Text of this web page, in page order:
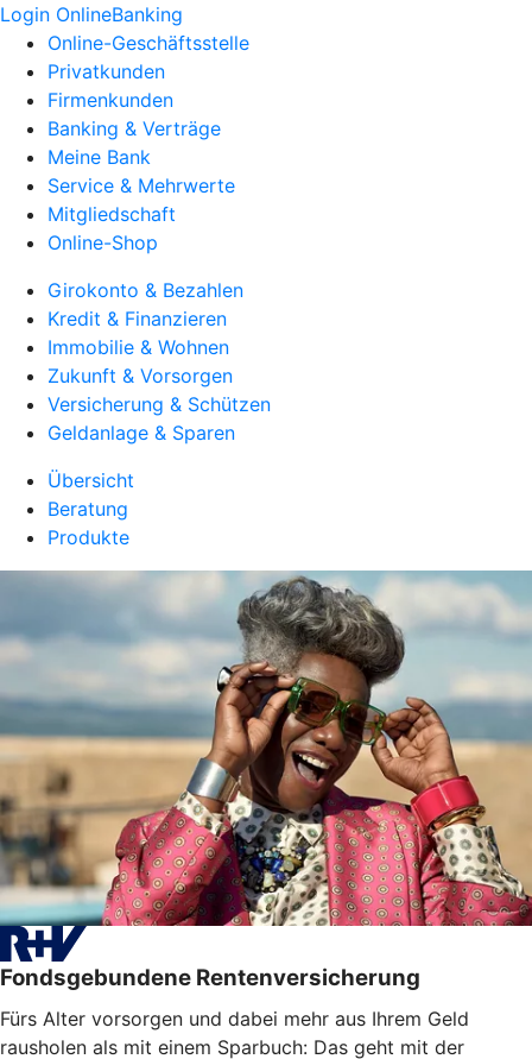
Login OnlineBanking
Online-Geschäftsstelle
Privatkunden
Firmenkunden
Banking & Verträge
Meine Bank
Service & Mehrwerte
Mitgliedschaft
Online-Shop
Girokonto & Bezahlen
Kredit & Finanzieren
Immobilie & Wohnen
Zukunft & Vorsorgen
Versicherung & Schützen
Geldanlage & Sparen
Übersicht
Beratung
Produkte
Fondsgebundene Rentenversicherung
Fürs Alter vorsorgen und dabei mehr aus Ihrem Geld
rausholen als mit einem Sparbuch: Das geht mit der